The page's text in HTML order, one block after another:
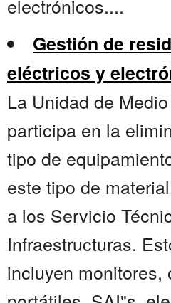
electrónicos....
Gestión de
eléctricos y
La Unidad de
participa en la
tipo de
este tipo de
a los Servicio
Infraestructuras.
incluyen monitores,